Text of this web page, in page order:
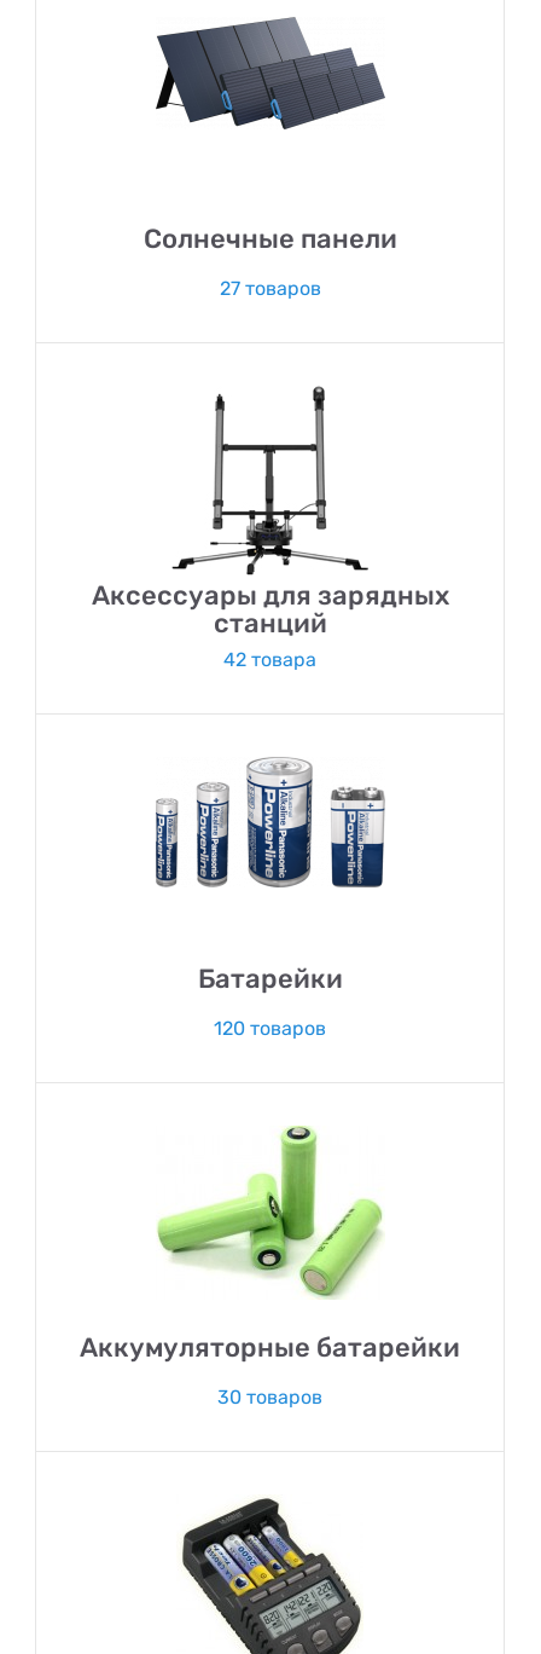
Солнечные панели
27 товаров
Аксессуары для зарядных
станций
42 товара
Батарейки
120 товаров
Аккумуляторные батарейки
30 товаров